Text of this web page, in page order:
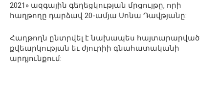
2021» ազգային գեղեցկության մրցույթը, որի
հաղթողը դարձավ 20-ամյա Սոնա Դավթյանը:
Հաղթողն ընտրվել է նախապես հայտարարված
քվեարկության եւ ժյուրիի գնահատականի
արդյունքում: